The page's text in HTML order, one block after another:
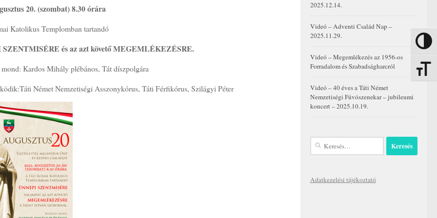
Nagy
20. (szombat) 8.30 órára
Katolikus Templomban tartandó
SZENTMISÉRE és az azt követő MEGEMLÉKEZÉSRE.
mond: Kardos Mihály plébános, Tát díszpolgára
Német Nemzetiségi Asszonykórus, Táti Férfikórus, Szilágyi Péter
2025.12.14.
Videó – Adventi Család Nap –
2025.11.29.
Videó – Megemlékezés az 1956-os
Forradalom és Szabadságharcról
Videó – 40 éves a Táti Német
Nemzetiségi Fúvószenekar – jubileumi
koncert – 2025.10.19.
Keresés:
Adatkezelési tájékoztató